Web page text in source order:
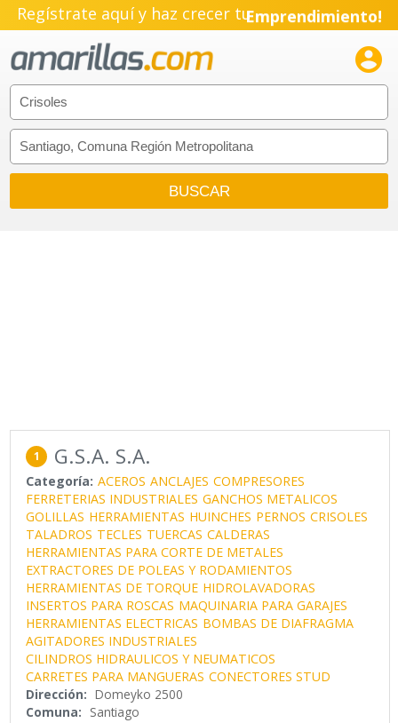
Regístrate aquí y haz crecer tuEmprendimiento!

1 G.S.A. S.A.
Categoría: ACEROS ANCLAJES COMPRESORES
FERRETERIAS INDUSTRIALES GANCHOS METALICOS
GOLILLAS HERRAMIENTAS HUINCHES PERNOS CRISOLES
TALADROS TECLES TUERCAS CALDERAS
HERRAMIENTAS PARA CORTE DE METALES
EXTRACTORES DE POLEAS Y RODAMIENTOS
HERRAMIENTAS DE TORQUE HIDROLAVADORAS
INSERTOS PARA ROSCAS MAQUINARIA PARA GARAJES
HERRAMIENTAS ELECTRICAS BOMBAS DE DIAFRAGMA
AGITADORES INDUSTRIALES
CILINDROS HIDRAULICOS Y NEUMATICOS
CARRETES PARA MANGUERAS CONECTORES STUD
Dirección: Domeyko 2500
Comuna: Santiago